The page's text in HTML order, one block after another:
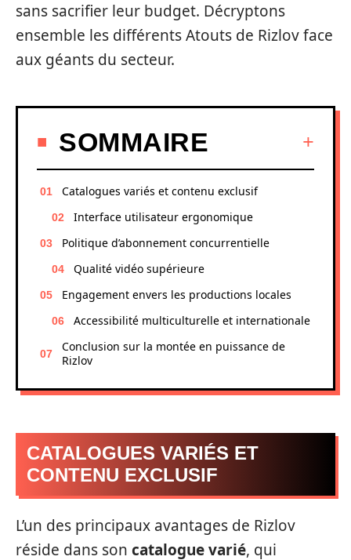
sans sacrifier leur budget. Décryptons
ensemble les différents Atouts de Rizlov face
aux géants du secteur.
SOMMAIRE
Catalogues variés et contenu exclusif
Interface utilisateur ergonomique
Politique d’abonnement concurrentielle
Qualité vidéo supérieure
Engagement envers les productions locales
Accessibilité multiculturelle et internationale
Conclusion sur la montée en puissance de
Rizlov
CATALOGUES VARIÉS ET
CONTENU EXCLUSIF
L’un des principaux avantages de Rizlov
réside dans son catalogue varié, qui